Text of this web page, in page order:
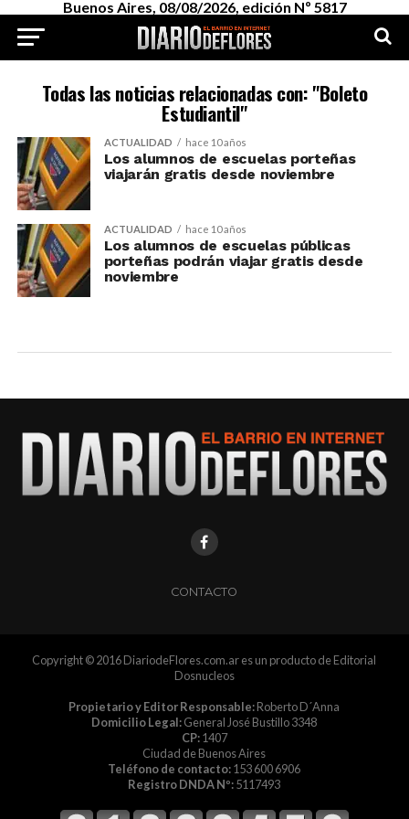
Buenos Aires, 08/08/2026, edición Nº 5817
Todas las noticias relacionadas con: "Boleto
Estudiantil"
ACTUALIDAD hace 10 años
Los alumnos de escuelas porteñas
viajarán gratis desde noviembre
ACTUALIDAD hace 10 años
Los alumnos de escuelas públicas
porteñas podrán viajar gratis desde
noviembre
CONTACTO
Copyright © 2016 DiariodeFlores.com.ar es un producto de Editorial
Dosnucleos
Propietario y Editor Responsable:Roberto D´Anna
Domicilio Legal:General José Bustillo 3348
CP:1407
Ciudad de Buenos Aires
Teléfono de contacto:153 600 6906
Registro DNDA Nº:5117493